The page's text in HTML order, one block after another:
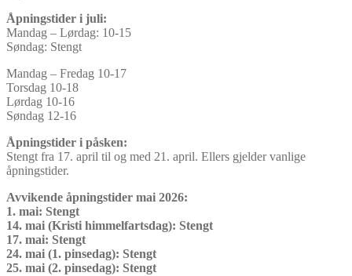
Åpningstider i juli:
Mandag – Lørdag: 10-15
Søndag: Stengt
Mandag – Fredag 10-17
Torsdag 10-18
Lørdag 10-16
Søndag 12-16
Åpningstider i påsken:
Stengt fra 17. april til og med 21. april. Ellers gjelder vanlige
åpningstider.
Avvikende åpningstider mai 2026:
1. mai: Stengt
14. mai (Kristi himmelfartsdag): Stengt
17. mai: Stengt
24. mai (1. pinsedag): Stengt
25. mai (2. pinsedag): Stengt